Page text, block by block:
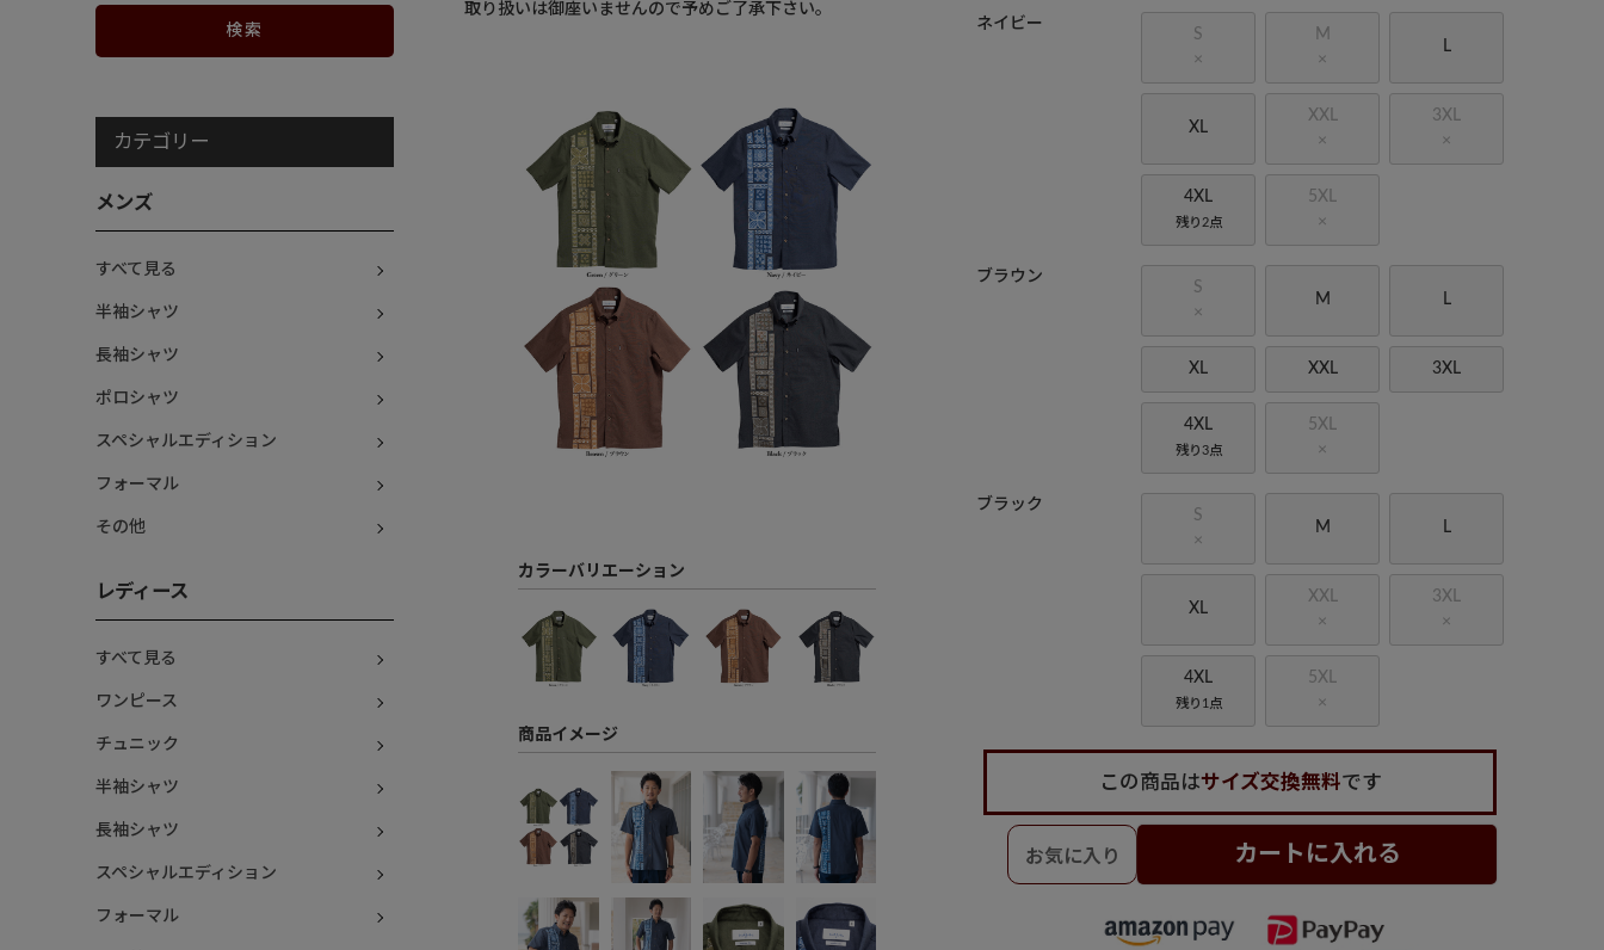
カテゴリー
メンズ
すべて見る
半袖シャツ
長袖シャツ
ポロシャツ
スペシャルエディション
フォーマル
その他
レディース
すべて見る
ワンピース
チュニック
半袖シャツ
長袖シャツ
スペシャルエディション
フォーマル
取り扱いは御座いませんので予めご了承下さい。
カラーバリエーション
商品イメージ
ネイビー
S
×
M
×
L
XL
XXL
×
3XL
×
4XL
残り2点
5XL
×
ブラウン
S
×
M L
XL XXL 3XL
4XL
残り3点
5XL
×
ブラック
S
×
M L
XL
XXL
×
3XL
×
4XL
残り1点
5XL
×
この商品はサイズ交換無料です
カートに入れる